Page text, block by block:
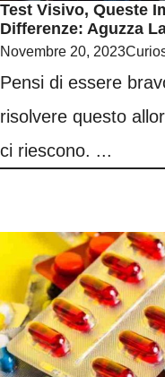
Test Visivo, Queste
Differenze: Aguzza
Novembre 20, 2023
Pensi di essere
risolvere questo
ci riescono. ...